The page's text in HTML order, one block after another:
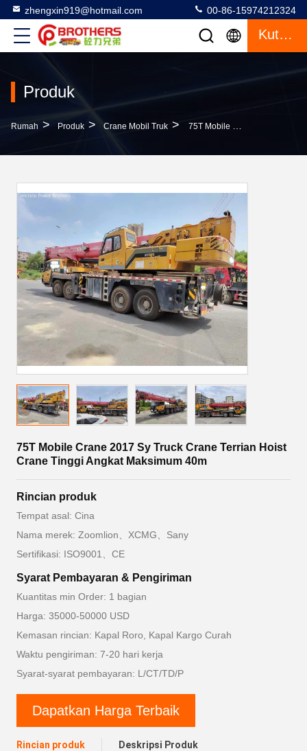
zhengxin919@hotmail.com 00-86-15974212324
Kutipan
Produk
Rumah > Produk > Crane Mobil Truk > 75T Mobile Crane 2017 Sy Truck Crane Terrian Hoist Crane Tinggi Angkat Maksimum 40m
75T Mobile Crane 2017 Sy Truck Crane Terrian Hoist
Crane Tinggi Angkat Maksimum 40m
Rincian produk
Tempat asal: Cina
Nama merek: Zoomlion、XCMG、Sany
Sertifikasi: ISO9001、CE
Syarat Pembayaran & Pengiriman
Kuantitas min Order: 1 bagian
Harga: 35000-50000 USD
Kemasan rincian: Kapal Roro, Kapal Kargo Curah
Waktu pengiriman: 7-20 hari kerja
Syarat-syarat pembayaran: L/CT/TD/P
Dapatkan Harga Terbaik
Rincian produk Deskripsi Produk